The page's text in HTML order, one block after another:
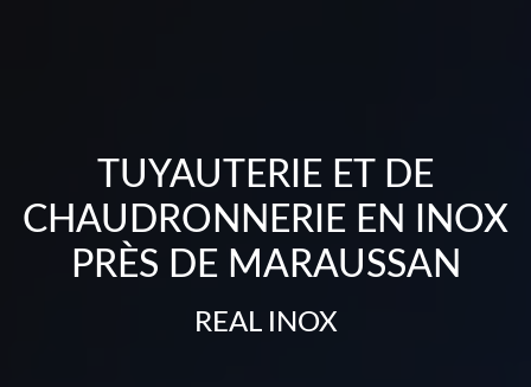
TUYAUTERIE ET DE
CHAUDRONNERIE EN INOX
PRÈS DE MARAUSSAN
REAL INOX